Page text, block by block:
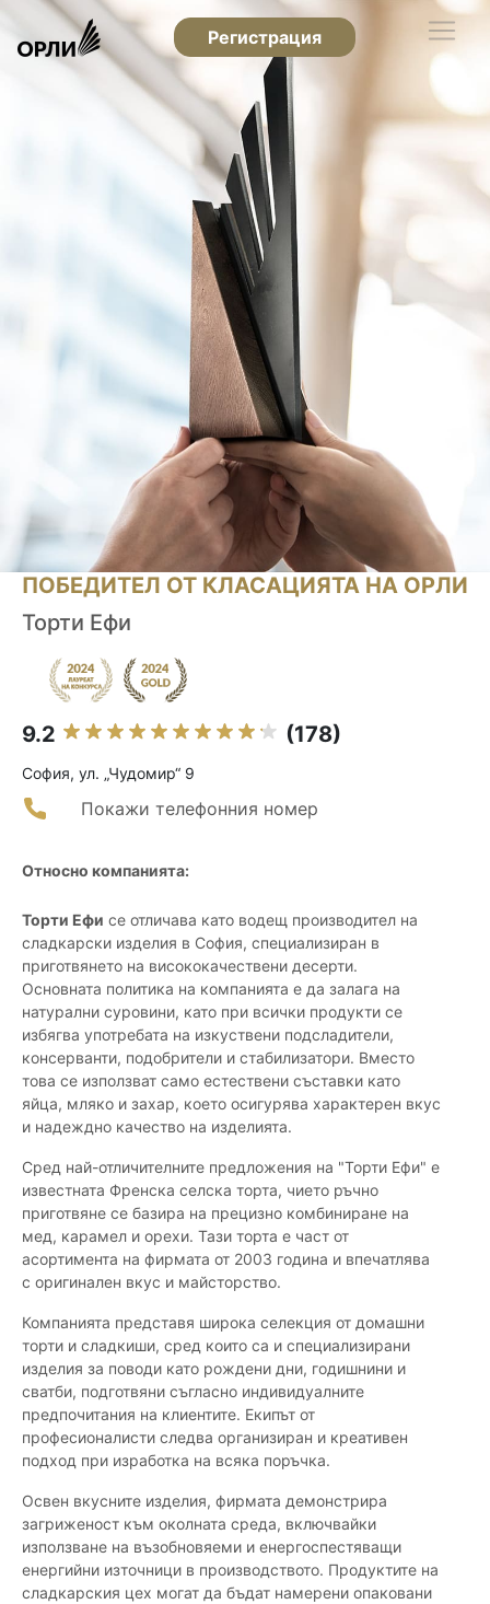
Регистрация
ПОБЕДИТЕЛ ОТ КЛАСАЦИЯТА НА ОРЛИ
Торти Ефи
9.2 (178)
София, ул. „Чудомир“ 9
Покажи телефонния номер
Относно компанията:
Торти Ефи се отличава като водещ производител на
сладкарски изделия в София, специализиран в
приготвянето на висококачествени десерти.
Основната политика на компанията е да залага на
натурални суровини, като при всички продукти се
избягва употребата на изкуствени подсладители,
консерванти, подобрители и стабилизатори. Вместо
това се използват само естествени съставки като
яйца, мляко и захар, което осигурява характерен вкус
и надеждно качество на изделията.
Сред най-отличителните предложения на "Торти Ефи" е
известната Френска селска торта, чието ръчно
приготвяне се базира на прецизно комбиниране на
мед, карамел и орехи. Тази торта е част от
асортимента на фирмата от 2003 година и впечатлява
с оригинален вкус и майсторство.
Компанията представя широка селекция от домашни
торти и сладкиши, сред които са и специализирани
изделия за поводи като рождени дни, годишнини и
сватби, подготвяни съгласно индивидуалните
предпочитания на клиентите. Екипът от
професионалисти следва организиран и креативен
подход при изработка на всяка поръчка.
Освен вкусните изделия, фирмата демонстрира
загриженост към околната среда, включвайки
използване на възобновяеми и енергоспестяващи
енергийни източници в производството. Продуктите на
сладкарския цех могат да бъдат намерени опаковани